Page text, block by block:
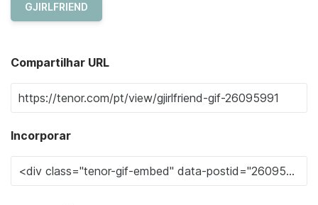
GJIRLFRIEND
Compartilhar URL
Incorporar